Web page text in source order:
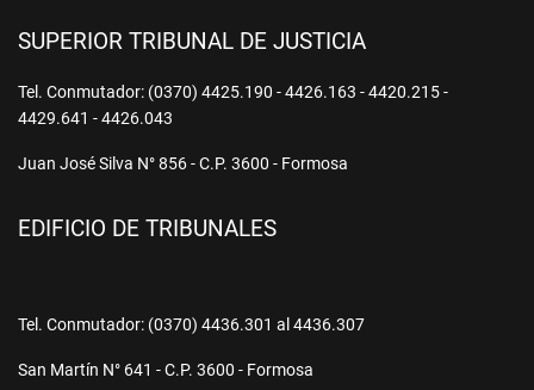
SUPERIOR TRIBUNAL DE JUSTICIA
Tel. Conmutador: (0370) 4425.190 - 4426.163 - 4420.215 -
4429.641 - 4426.043
Juan José Silva N° 856 - C.P. 3600 - Formosa
EDIFICIO DE TRIBUNALES
Tel. Conmutador: (0370) 4436.301 al 4436.307
San Martín N° 641 - C.P. 3600 - Formosa